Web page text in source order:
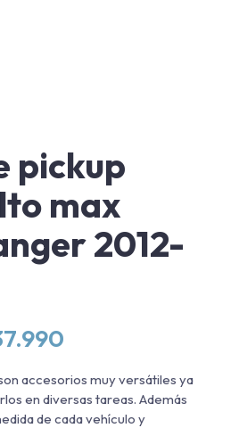
pickup
max
2012-
actual
es:
$637.990.
accesorios muy versátiles ya
en diversas tareas. Además
de cada vehículo y